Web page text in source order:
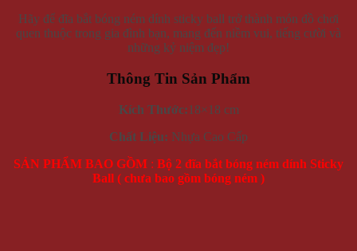
Hãy để đĩa bắt bóng ném dính sticky ball trở thành món đồ chơi
quen thuộc trong gia đình bạn, mang đến niềm vui, tiếng cười và
những kỷ niệm đẹp!
Thông Tin Sản Phẩm
Kích Thước:18×18 cm
Chất Liệu: Nhựa Cao Cấp
SẢN PHẨM BAO GỒM : Bộ 2 đĩa bắt bóng ném dính Sticky
Ball ( chưa bao gồm bóng ném )